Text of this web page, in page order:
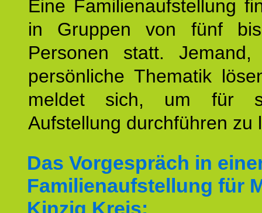
Eine Familienaufstellung
in Gruppen von fünf
Personen statt.
persönliche Thematik
meldet sich, um für
Aufstellung durchführen zu
Das Vorgespräch in
Familienaufstellung für
Kinzig Kreis: